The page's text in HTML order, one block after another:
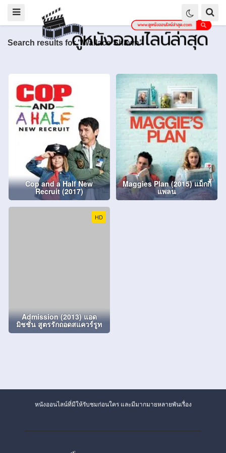
Search results for "Wallace Shawn"
Cop and a Half New
Recruit (2017)
Maggies Plan (2015) แม็กกี้
แพลน
HD
Admission (2013) แอด
มิชชั่น สูตรรักถอดสแควร์รูท
หนังออนไลน์ที่มีให้รับชมก่อนใคร และมีมากมายหลายพันเรื่อง